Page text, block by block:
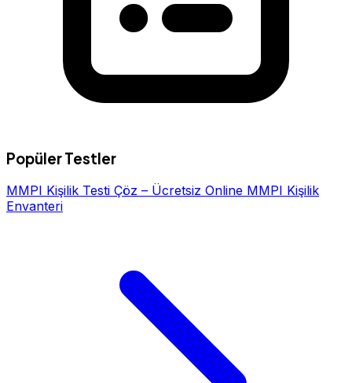
Popüler Testler
MMPI Kişilik Testi Çöz – Ücretsiz Online MMPI Kişilik
Envanteri